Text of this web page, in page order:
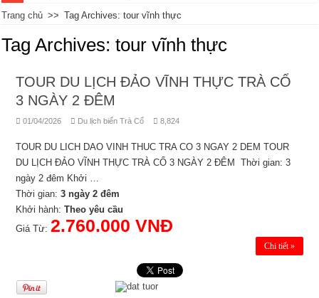
Trang chủ >> Tag Archives: tour vĩnh thực
Tag Archives:tour vĩnh thực
TOUR DU LỊCH ĐẢO VĨNH THỰC TRÀ CỔ
3 NGÀY 2 ĐÊM
01/04/2026 Du lịch biển Trà Cổ 8,824
TOUR DU LICH DAO VINH THUC TRA CO 3 NGAY 2 DEM TOUR
DU LỊCH ĐẢO VĨNH THỰC TRÀ CỔ 3 NGÀY 2 ĐÊM Thời gian: 3
ngày 2 đêm Khởi …
Thời gian:3 ngày 2 đêm
Khởi hành:Theo yêu cầu
Giá Từ:2.760.000 VNĐ
Chi tiết »